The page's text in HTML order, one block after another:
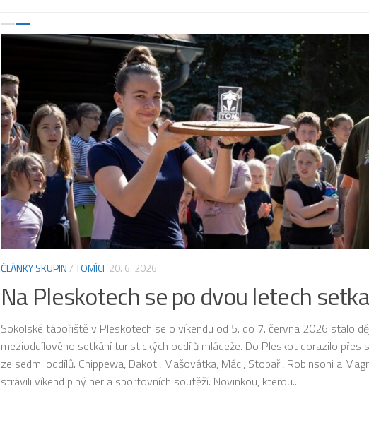
ČLÁNKY SKUPIN/TOMÍCI 20. 6. 2026
Na Pleskotech se po dvou letech
Sokolské tábořiště v Pleskotech se o víkendu od 5. do 7. června 2026 stalo
mezioddílového setkání turistických oddílů mládeže. Do Pleskot dorazilo
ze sedmi oddílů. Chippewa, Dakoti, Mašovátka, Máci, Stopaři, Robinsoni a
strávili víkend plný her a sportovních soutěží. Novinkou, kterou...